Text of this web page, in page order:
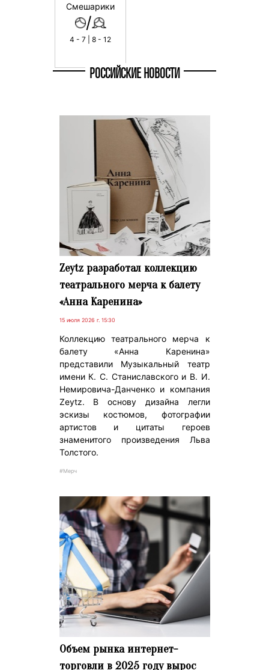
Смешарики
/
4 - 7 | 8 - 12
РОССИЙСКИЕ НОВОСТИ
Zeytz разработал коллекцию
театрального мерча к балету
«Анна Каренина»
15 июля 2026 г. 15:30
Коллекцию театрального мерча к
балету «Анна Каренина»
представили Музыкальный театр
имени К. С. Станиславского и В. И.
Немировича-Данченко и компания
Zeytz. В основу дизайна легли
эскизы костюмов, фотографии
артистов и цитаты героев
знаменитого произведения Льва
Толстого.
#Мерч
Объем рынка интернет-
торговли в 2025 году вырос